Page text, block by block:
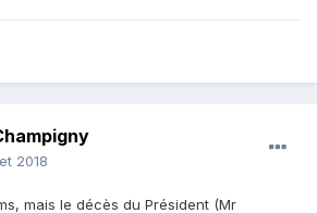
2018
mais le décès du Président (Mr